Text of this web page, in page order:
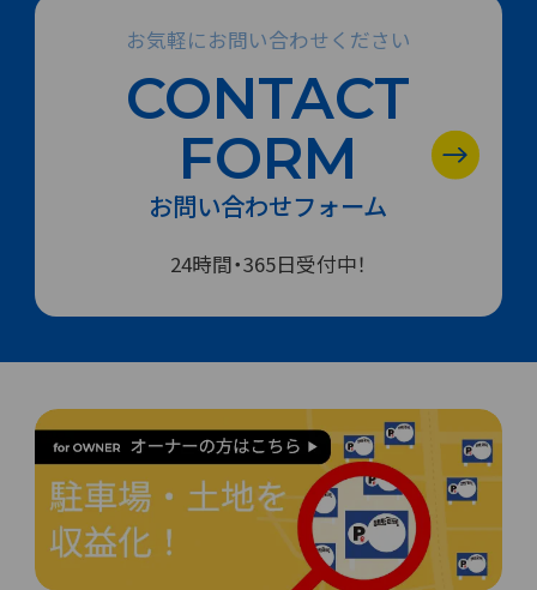
お気軽にお問い合わせください
CONTACT
FORM
お問い合わせフォーム
24時間・365日受付中！